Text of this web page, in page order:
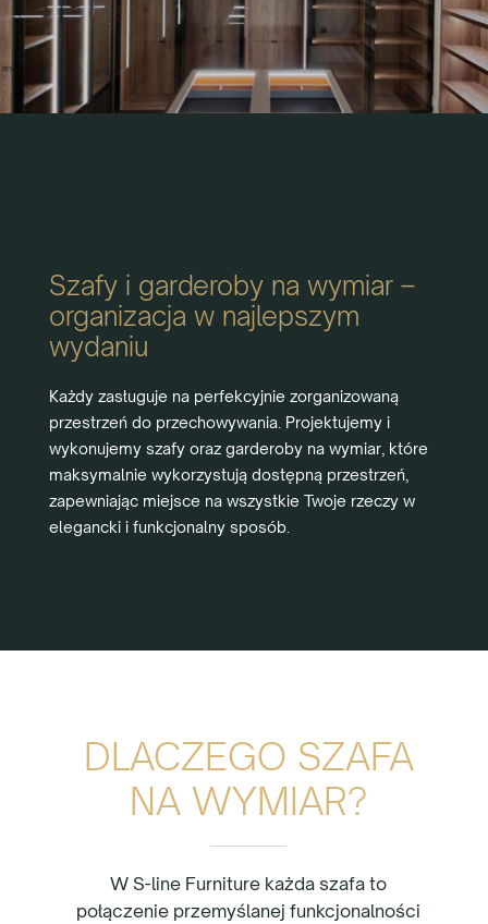
Szafy i garderoby na wymiar –
organizacja w najlepszym
wydaniu
Każdy zasługuje na perfekcyjnie zorganizowaną
przestrzeń do przechowywania. Projektujemy i
wykonujemy szafy oraz garderoby na wymiar, które
maksymalnie wykorzystują dostępną przestrzeń,
zapewniając miejsce na wszystkie Twoje rzeczy w
elegancki i funkcjonalny sposób.
DLACZEGO SZAFA
NA WYMIAR?
W S-line Furniture każda szafa to
połączenie przemyślanej funkcjonalności